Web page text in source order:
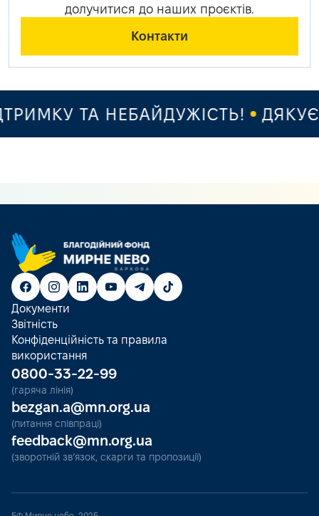
долучитися до наших проєктів.
Контакти
ТА НЕБАЙДУЖІСТЬ!
Документи
Звітність
Конфіденційність та правила
використання
0800-33-22-99
(гаряча лінія)
bezgan.a@mn.org.ua
(питання співпраці)
feedback@mn.org.ua
(зворотній зв’язок, скарги та пропозиції)